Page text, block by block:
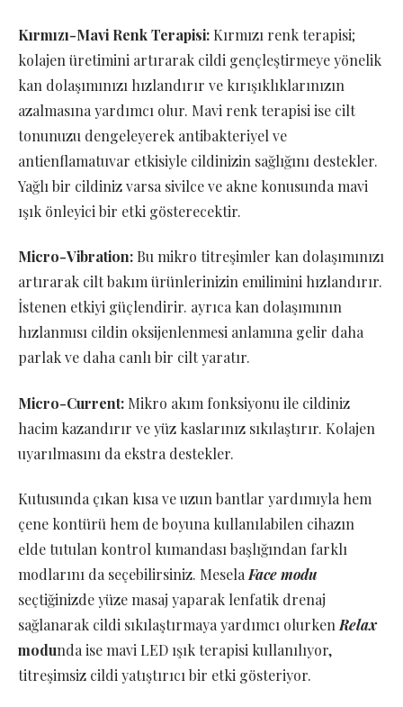
Kırmızı-Mavi Renk Terapisi: Kırmızı renk terapisi;
kolajen üretimini artırarak cildi gençleştirmeye yönelik
kan dolaşımınızı hızlandırır ve kırışıklıklarınızın
azalmasına yardımcı olur. Mavi renk terapisi ise cilt
tonunuzu dengeleyerek antibakteriyel ve
antienflamatuvar etkisiyle cildinizin sağlığını destekler.
Yağlı bir cildiniz varsa sivilce ve akne konusunda mavi
ışık önleyici bir etki gösterecektir.
Micro-Vibration: Bu mikro titreşimler kan dolaşımınızı
artırarak cilt bakım ürünlerinizin emilimini hızlandırır.
İstenen etkiyi güçlendirir. ayrıca kan dolaşımının
hızlanmısı cildin oksijenlenmesi anlamına gelir daha
parlak ve daha canlı bir cilt yaratır.
Micro-Current: Mikro akım fonksiyonu ile cildiniz
hacim kazandırır ve yüz kaslarınız sıkılaştırır. Kolajen
uyarılmasını da ekstra destekler.
Kutusunda çıkan kısa ve uzun bantlar yardımıyla hem
çene kontürü hem de boyuna kullanılabilen cihazın
elde tutulan kontrol kumandası başlığından farklı
modlarını da seçebilirsiniz. Mesela Face modu
seçtiğinizde yüze masaj yaparak lenfatik drenaj
sağlanarak cildi sıkılaştırmaya yardımcı olurken Relax
modunda ise mavi LED ışık terapisi kullanılıyor,
titreşimsiz cildi yatıştırıcı bir etki gösteriyor.